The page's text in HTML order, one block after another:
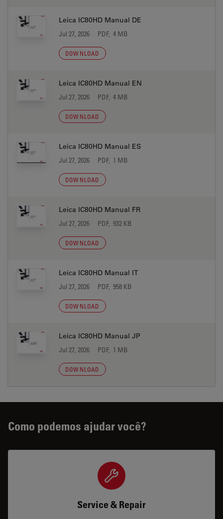
Leica IC80HD Manual DE
Jul 27, 2026 PDF, 4 MB
DOWNLOAD
Leica IC80HD Manual EN
Jul 27, 2026 PDF, 4 MB
DOWNLOAD
Leica IC80HD Manual ES
Jul 27, 2026 PDF, 1 MB
DOWNLOAD
Leica IC80HD Manual FR
Jul 27, 2026 PDF, 932 KB
DOWNLOAD
Leica IC80HD Manual IT
Jul 27, 2026 PDF, 958 KB
DOWNLOAD
Leica IC80HD Manual JP
Jul 27, 2026 PDF, 1 MB
DOWNLOAD
Como podemos ajudar você?
Service & Repair